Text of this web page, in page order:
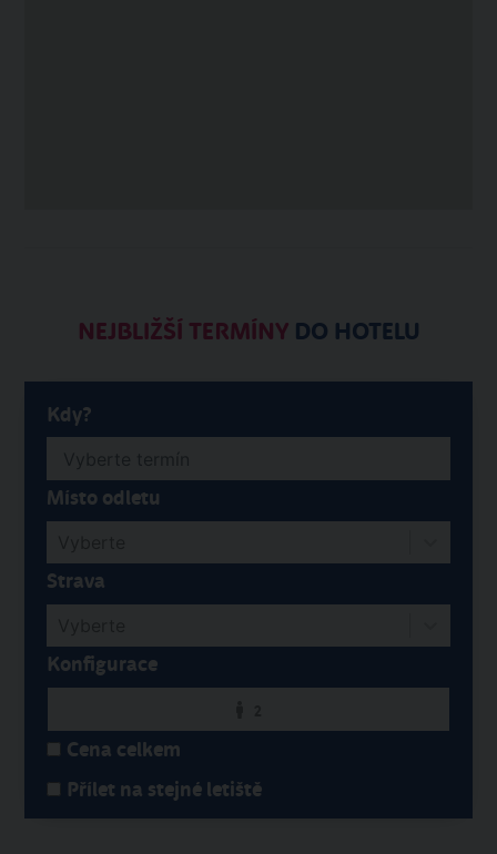
NEJBLIŽŠÍ TERMÍNYDO HOTELU
Kdy?
Místo odletu
Strava
Konfigurace
Cena celkem
Přílet na stejné letiště